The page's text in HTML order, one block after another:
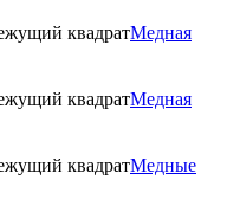
Медная
Медная
Медные